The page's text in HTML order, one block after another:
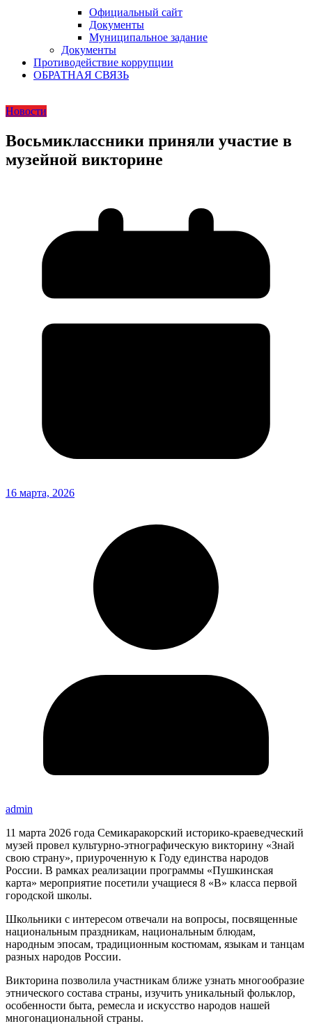
Официальный сайт
Документы
Муниципальное задание
Документы
Противодействие коррупции
ОБРАТНАЯ СВЯЗЬ
Новости
Восьмиклассники приняли участие в
музейной викторине
16 марта, 2026
admin
11 марта 2026 года Семикаракорский историко-краеведческий
музей провел культурно-этнографическую викторину «Знай
свою страну», приуроченную к Году единства народов
России. В рамках реализации программы «Пушкинская
карта» мероприятие посетили учащиеся 8 «В» класса первой
городской школы.
Школьники с интересом отвечали на вопросы, посвященные
национальным праздникам, национальным блюдам,
народным эпосам, традиционным костюмам, языкам и танцам
разных народов России.
Викторина позволила участникам ближе узнать многообразие
этнического состава страны, изучить уникальный фольклор,
особенности быта, ремесла и искусство народов нашей
многонациональной страны.